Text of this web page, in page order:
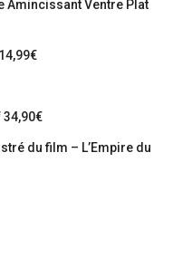
Amincissant Ventre Plat
34,90€
du film – L’Empire du